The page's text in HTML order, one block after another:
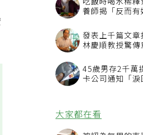
吃飯時喝水稀
養師揭「反而
發表上千篇文
林慶順教授驚
45歲男存2千萬
卡公司通知「
大家都在看